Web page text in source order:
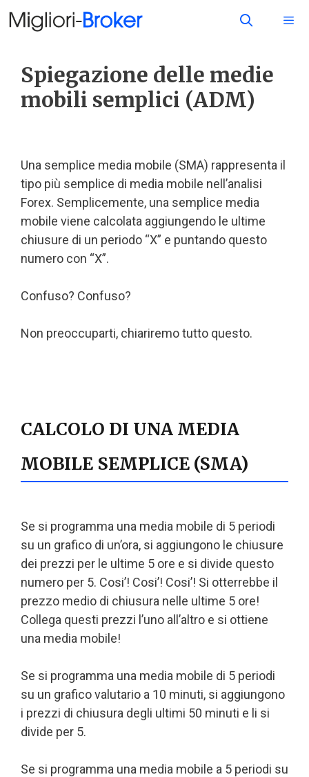
Spiegazione delle medie
mobili semplici (ADM)
Una semplice media mobile (SMA) rappresenta il
tipo più semplice di media mobile nell’analisi
Forex. Semplicemente, una semplice media
mobile viene calcolata aggiungendo le ultime
chiusure di un periodo “X” e puntando questo
numero con “X”.
Confuso? Confuso?
Non preoccuparti, chiariremo tutto questo.
CALCOLO DI UNA MEDIA
MOBILE SEMPLICE (SMA)
Se si programma una media mobile di 5 periodi
su un grafico di un’ora, si aggiungono le chiusure
dei prezzi per le ultime 5 ore e si divide questo
numero per 5. Cosi’! Cosi’! Cosi’! Si otterrebbe il
prezzo medio di chiusura nelle ultime 5 ore!
Collega questi prezzi l’uno all’altro e si ottiene
una media mobile!
Se si programma una media mobile di 5 periodi
su un grafico valutario a 10 minuti, si aggiungono
i prezzi di chiusura degli ultimi 50 minuti e li si
divide per 5.
Se si programma una media mobile a 5 periodi su